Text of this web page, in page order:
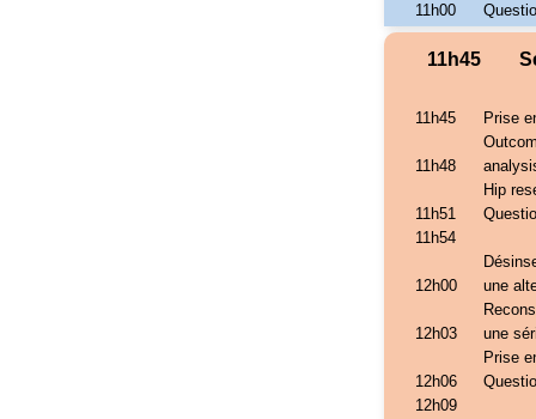
11h00
11h45
11h45
11h48
11h51
11h54
12h00
12h03
12h06
12h09
Prise
Hip
une
une
Prise